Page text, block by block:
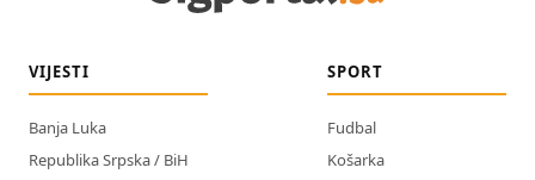
VIJESTI
Banja Luka
Republika Srpska / BiH
SPORT
Fudbal
Košarka